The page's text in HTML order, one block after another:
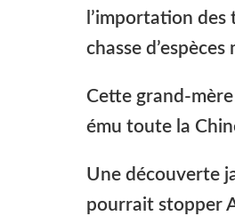
l’importation des
chasse d’espèces
Cette grand-
ému toute la
Une découverte
pourrait stopper